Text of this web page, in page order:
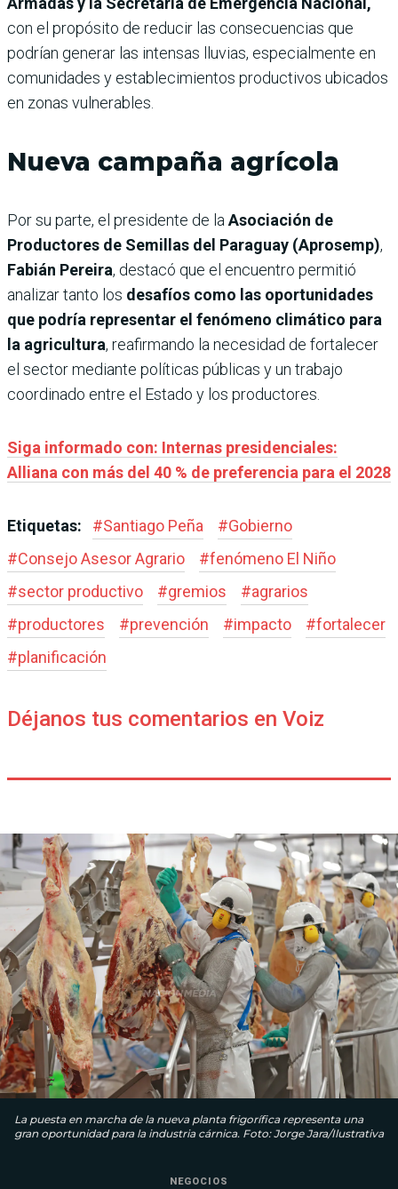
con el propósito de reducir las consecuencias que
podrían generar las intensas lluvias, especialmente en
comunidades y establecimientos productivos ubicados
en zonas vulnerables.
Nueva campaña agrícola
Por su parte, el presidente de la Asociación de
Productores de Semillas del Paraguay (Aprosemp),
Fabián Pereira, destacó que el encuentro permitió
analizar tanto los desafíos como las oportunidades
que podría representar el fenómeno climático para
la agricultura, reafirmando la necesidad de fortalecer
el sector mediante políticas públicas y un trabajo
coordinado entre el Estado y los productores.
Siga informado con: Internas presidenciales:
Alliana con más del 40 % de preferencia para el 2028
Etiquetas: #Santiago Peña #Gobierno
#Consejo Asesor Agrario #fenómeno El Niño
#sector productivo #gremios #agrarios
#productores #prevención #impacto #fortalecer
#planificación
Déjanos tus comentarios en Voiz
La puesta en marcha de la nueva planta frigorífica representa una
gran oportunidad para la industria cárnica. Foto: Jorge Jara/Ilustrativa
NEGOCIOS